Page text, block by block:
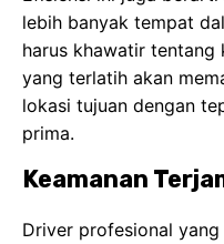
lebih banyak tempat
harus khawatir tentang
yang terlatih akan
lokasi tujuan dengan
prima.
Keamanan
Driver profesional